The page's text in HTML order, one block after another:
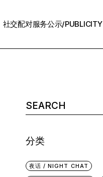
社交配对服务公示/PUBLICITY
退款政策 / Refund Policy
执照资质 / Licence
中介条例 / Agency Policy
分类
夜话 / NIGHT CHAT